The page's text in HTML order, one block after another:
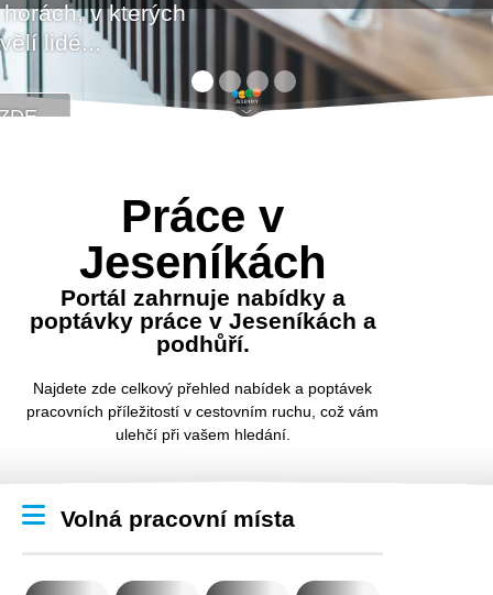
v kterých
lidé...
Práce v
Jeseníkách
Portál zahrnuje nabídky a
poptávky práce v Jeseníkách a
podhůří.
Najdete zde celkový přehled nabídek a poptávek
pracovních příležitostí v cestovním ruchu, což vám
ulehčí při vašem hledání.
Volná pracovní místa